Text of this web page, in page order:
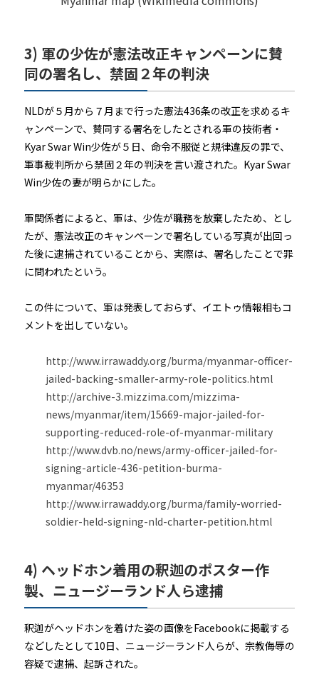
3) 軍の少佐が憲法改正キャンペーンに賛
同の署名し、禁固２年の判決
NLDが５月から７月まで行った憲法436条の改正を求めるキ
ャンペーンで、賛同する署名をしたとされる軍の技術者・
Kyar Swar Win少佐が５日、命令不服従と規律違反の罪で、
軍事裁判所から禁固２年の判決を言い渡された。Kyar Swar
Win少佐の妻が明らかにした。
軍関係者によると、軍は、少佐が職務を放棄したため、とし
たが、憲法改正のキャンペーンで署名している写真が出回っ
た後に逮捕されていることから、実際は、署名したことで罪
に問われたという。
この件について、軍は発表しておらず、イエトゥ情報相もコ
メントを出していない。
http://www.irrawaddy.org/burma/myanmar-officer-
jailed-backing-smaller-army-role-politics.html
http://archive-3.mizzima.com/mizzima-
news/myanmar/item/15669-major-jailed-for-
supporting-reduced-role-of-myanmar-military
http://www.dvb.no/news/army-officer-jailed-for-
signing-article-436-petition-burma-
myanmar/46353
http://www.irrawaddy.org/burma/family-worried-
soldier-held-signing-nld-charter-petition.html
4) ヘッドホン着用の釈迦のポスター作
製、ニュージーランド人ら逮捕
釈迦がヘッドホンを着けた姿の画像をFacebookに掲載する
などしたとして10日、ニュージーランド人らが、宗教侮辱の
容疑で逮捕、起訴された。